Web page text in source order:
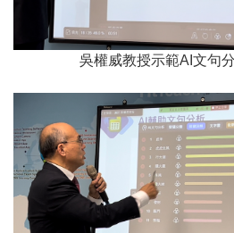
吳權威教授示範AI文句